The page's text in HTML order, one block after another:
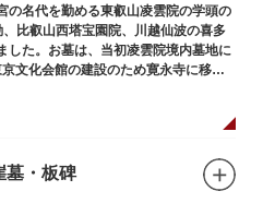
の名代を勤める東叡山凌雲院の学頭の
比叡山西塔宝園院、川越仙波の喜多
した。お墓は、当初凌雲院境内墓地に
文化会館の建設のため寛永寺に移築
墓・板碑